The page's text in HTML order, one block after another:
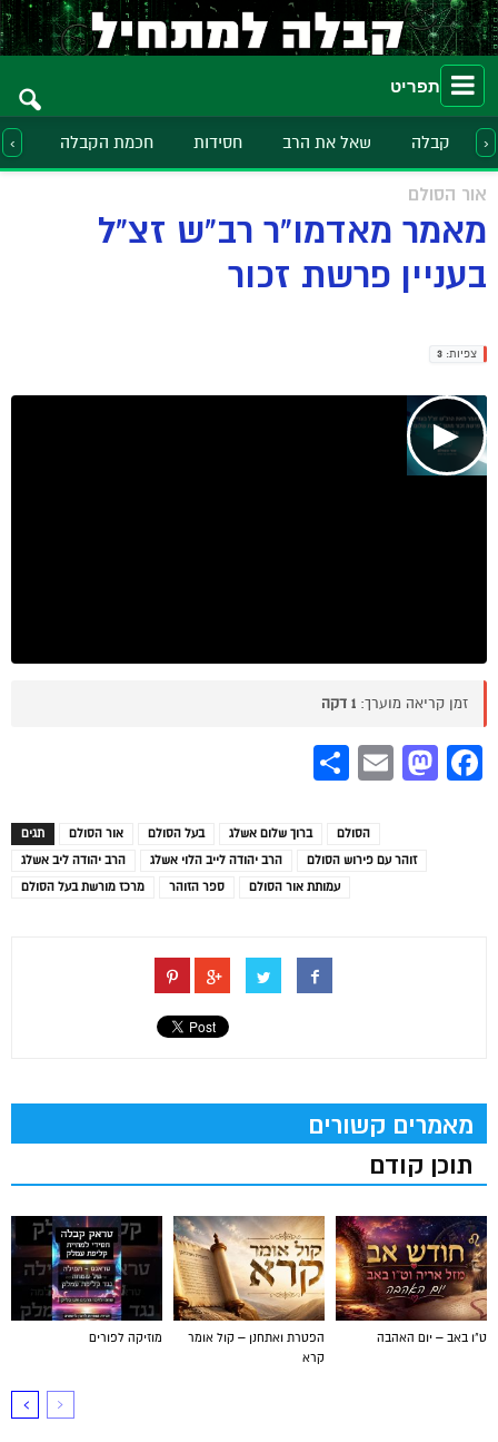
תפריט
קבלה שאל את הרב חסידות חכמת הקבלה ›
‹
אור הסולם
מאמר מאדמו"ר רב"ש זצ"ל
בעניין פרשת זכור
צפיות: 3
▶
זמן קריאה מוערך: 1 דקה
Facebook
Mastodon
Email
תגים אור הסולם בעל הסולם ברוך שלום אשלג
הסולם
הרב יהודה ליב אשלג
הרב יהודה לייב הלוי אשלג
זוהר עם פירוש הסולם
מרכז מורשת בעל הסולם
ספר הזוהר עמותת אור הסולם
מאמרים קשורים
תוכן קודם
מוזיקה לפורים
הפטרת ואתחנן – קול אומר
קרא
ט"ו באב – יום האהבה